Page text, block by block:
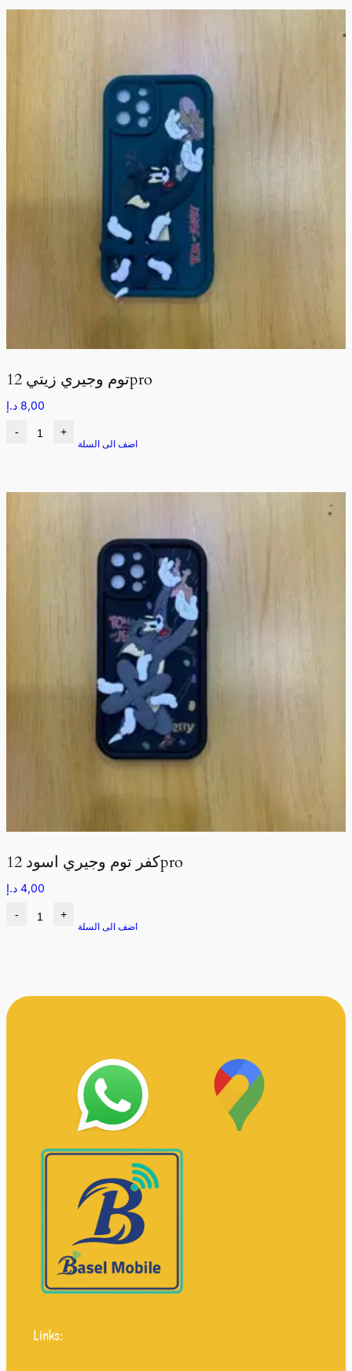
توم وجيري زيتي 12pro
8,00 د.إ
- +
اضف الى السلة
كفر توم وجيري اسود 12pro
4,00 د.إ
- +
اضف الى السلة
Links: